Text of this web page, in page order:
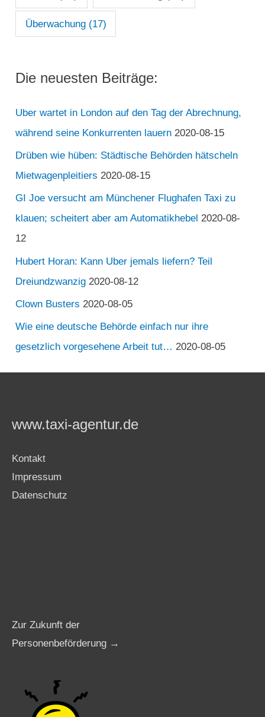
Überwachung(17)
Die neuesten Beiträge:
Uber wartet in London auf den Tag der Abrechnung,
während seine Konkurrenten lauern 2020-08-15
Drüben wie hüben: Städtische Behörden hätscheln
Mietwagenpleitiers 2020-08-15
GI Joe versucht am Münchener Flughafen Taxi zu
klauen; scheitert aber am Automatikhebel 2020-08-
12
Hubert Horan: Kann Uber jemals liefern? Teil
Dreiundzwanzig 2020-08-12
Clown Busters 2020-08-05
Wie eine deutsche Behörde einfach nur ihre
gesetzlich vorgesehene Arbeit tut… 2020-08-05
www.taxi-agentur.de
Kontakt
Impressum
Datenschutz
Zur Zukunft der
Personenbeförderung →